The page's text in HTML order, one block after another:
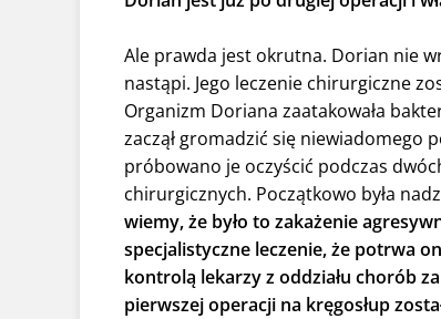
Ale prawda jest okrutna. Dorian nie
nastąpi. Jego leczenie chirurgiczne
Organizm Doriana zaatakowała
zaczął gromadzić się niewiadomego
próbowano je oczyścić podczas
chirurgicznych. Początkowo była
wiemy, że było to zakażenie
specjalistyczne leczenie, że potrwa
kontrolą lekarzy z oddziału chorób
pierwszej operacji na kręgosłup